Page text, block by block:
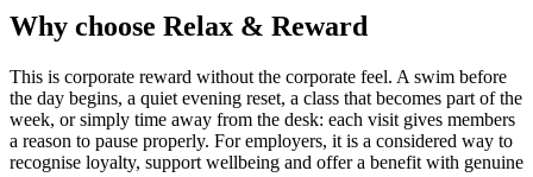
Why choose Relax & Reward​​​​‌ ‍ ​‍​‍‌‍ ‌ ​‍‌‍‍‌‌‍‌ ‌‍‍‌‌‍ ‍​‍​‍​ ‍‍​‍​‍‌ ​ ‌‍​‌‌‍ ‍‌‍‍‌‌ ‌​‌ ‍‌​‍ ‍‌‍‍‌‌‍ ​‍​‍​‍ ​​‍​‍‌‍‍​‌ ​‍‌‍‌‌‌‍‌‍​‍​‍​ ‍‍​‍​‍‌‍‍​‌ ‌​‌ ‌​‌ ​​‌ ​ ​ ‍‍​‍ ​‍ ‌‍ ​​‍ ‌‌‍​‌‌‍ ‍‌‍‌​​‍ ‌‌ ​‍​‍ ‌‌‍‍​‌‍ ‌ ‌​‌‍‌‌‌‍ ​‌ ​ ​‍ ‌‌ ​ ‌ ‌​‌ ‌‌‌‍‌​‌‍‍‌‌‍ ​‍ ‍‌ ‌‍‌‍‌‌‌ ​‍‌‍​ ‌‍‌‌‌‍ ​​‍ ‍‌‍​‌‌ ​​‌ ​​​‍ ‌‍‍‌‌‍ ‍‌ ‌​‌‍‌‌‌‍ ‍‌ ‌​​‍ ‌‍‌‌‌‍‌​‌‍‍‌‌ ‌​​‍ ‌‍ ‌‌‍ ‌‍‌​‌‍‌‌​ ‌‌ ​​‌ ​‍‌‍‌‌‌ ​ ‌‍‌‌‌‍ ‍‌ ‌​‌‍​‌‌ ‌​‌‍‍‌‌‍ ‌‍ ‍​ ‍ ‌‍‍‌‌‍‌​​ ‌‌‍​‍​ ‍‌​ ‍‌‌‍‌​‌‍​‌​ ‍​​ ‌‍​ ‌​​‍ ‌​ ‌​​ ‌ ‌‍‌‌​ ‌‌​‍ ‌​ ‌​​ ‌‍​ ​​​ ​ ​‍ ‌​ ‍​​ ​‌​ ‌‍​ ‌ ​‍ ‌​ ​‌​ ‌‍​ ​ ‌‍​‌‌‍‌‍​ ‍​​ ​‌‌‍​‍​ ‍‌​ ​​‌‍‌‌‌‍​ ​ ‍ ‌ ‌​‌ ‍‌‌ ​​‌‍‌‌​ ‌‌‍‍​‌‍ ‌ ‌​‌‍‌‌‌‍ ​‌‌​ ‌‍‍‌‌ ‌​‌‍‌‌‌‌​​‌‍​‌‌‍‌ ‌‍‌‌​ ‍ ‌ ​​‌‍​‌‌ ‌​‌‍‍​​ ‌‌ ​​‌‍​‌‌‍‌ ‌‍‌‌‌​​‍‌ ‌‌‌‍‍‌‌‍ ​‌‍‌​‌‍‌‌‌ ​‍​‍‌‌​ ‌‌‌​​‍‌‌ ‌‍‍ ‌‍‌‌‌ ‍‌​‍‌‌​ ​ ‌​‌​​‍‌‌​ ​ ‌​‌​​‍‌‌​ ​‍​ ​‍‌‍‌‌‌‍‌‌​ ‌‍​ ‍‌​ ​‍‌‍‌‍​ ‌‍​ ​ ​ ‌‍​ ‌​‌‍​‍‌‍‌​​‍‌‌​ ​‍​ ​‍​‍‌‌​ ‌‌‌​‌​​‍ ‍‌‍‍​‌‍‌‌‌‍​‌‌‍‌​‌‍‍‌‌‍ ‍‌‍‌ ​ ‌‍​‍‌‍​‌‌ ​ ‌‍‌‌‌‌‌‌‌ ​‍‌‍ ​​ ‌‌‍‍​‌ ‌​‌ ‌​‌ ​​‌ ​ ​‍‌‌​ ​ ‌​​‌​‍‌‌​ ​‍‌​‌‍​‍‌‌​ ​‍‌​‌‍‌‍ ​​‍ ‌‌‍​‌‌‍ ‍‌‍‌​​‍ ‌‌ ​‍​‍ ‌‌‍‍​‌‍ ‌ ‌​‌‍‌‌‌‍ ​‌ ​ ​‍ ‌‌ ​ ‌ ‌​‌ ‌‌‌‍‌​‌‍‍‌‌‍ ​‍ ‍‌ ‌‍‌‍‌‌‌ ​‍‌‍​ ‌‍‌‌‌‍ ​​‍ ‍‌‍​‌‌ ​​‌ ​​​‍‌‍‌‍‍‌‌‍‌​​ ‌‌‍​‍​ ‍‌​ ‍‌‌‍‌​‌‍​‌​ ‍​​ ‌‍​ ‌​​‍ ‌​ ‌​​ ‌ ‌‍‌‌​ ‌‌​‍ ‌​ ‌​​ ‌‍​ ​​​ ​ ​‍ ‌​ ‍​​ ​‌​ ‌‍​ ‌ ​‍ ‌​ ​‌​ ‌‍​ ​ ‌‍​‌‌‍‌‍​ ‍​​ ​‌‌‍​‍​ ‍‌​ ​​‌‍‌‌‌‍​ ​‍‌‍‌ ‌​‌ ‍‌‌ ​​‌‍‌‌​ ‌‌‍‍​‌‍ ‌ ‌​‌‍‌‌‌‍ ​‌‌​ ‌‍‍‌‌ ‌​‌‍‌‌‌‌​​‌‍​‌‌‍‌ ‌‍‌‌​‍‌‍‌ ​​‌‍​‌‌ ‌​‌‍‍​​ ‌‌ ​​‌‍​‌‌‍‌ ‌‍‌‌‌​​‍‌ ‌‌‌‍‍‌‌‍ ​‌‍‌​‌‍‌‌‌ ​‍​‍‌‌​ ‌‌‌​​‍‌‌ ‌‍‍ ‌‍‌‌‌ ‍‌​‍‌‌​ ​ ‌​‌​​‍‌‌​ ​ ‌​‌​​‍‌‌​ ​‍​ ​‍‌‍‌‌‌‍‌‌​ ‌‍​ ‍‌​ ​‍‌‍‌‍​ ‌‍​ ​ ​ ‌‍​ ‌​‌‍​‍‌‍‌​​‍‌‌​ ​‍​ ​‍​‍‌‌​ ‌‌‌​‌​​‍ ‍‌‍‍​‌‍‌‌‌‍​‌‌‍‌​‌‍‍‌‌‍ ‍‌‍‌ ​‍‌‍‌ ​​‌‍‌‌‌ ​‍‌ ​ ‌ ​​‌‍‌‌‌‍​ ‌ ‌​‌‍‍‌‌ ‌‍‌‍‌‌​ ‌‌ ​​‌ ‌‌‌‍​‍‌‍ ​‌‍‍‌‌ ​ ‌‍‍​‌‍‌‌‌‍‌​​‍​‍‌ ‌
This is corporate reward without the corporate feel. A swim before
the day begins, a quiet evening reset, a class that becomes part of the
week, or simply time away from the desk: each visit gives members
a reason to pause properly.​​​​‌ ‍ ​‍​‍‌‍ ‌ ​‍‌‍‍‌‌‍‌ ‌‍‍‌‌‍ ‍​‍​‍​ ‍‍​‍​‍‌ ​ ‌‍​‌‌‍ ‍‌‍‍‌‌ ‌​‌ ‍‌​‍ ‍‌‍‍‌‌‍ ​‍​‍​‍ ​​‍​‍‌‍‍​‌ ​‍‌‍‌‌‌‍‌‍​‍​‍​ ‍‍​‍​‍‌‍‍​‌ ‌​‌ ‌​‌ ​​‌ ​ ​ ‍‍​‍ ​‍ ‌‍ ​​‍ ‌‌‍​‌‌‍ ‍‌‍‌​​‍ ‌‌ ​‍​‍ ‌‌‍‍​‌‍ ‌ ‌​‌‍‌‌‌‍ ​‌ ​ ​‍ ‌‌ ​ ‌ ‌​‌ ‌‌‌‍‌​‌‍‍‌‌‍ ​‍ ‍‌ ‌‍‌‍‌‌‌ ​‍‌‍​ ‌‍‌‌‌‍ ​​‍ ‍‌‍​‌‌ ​​‌ ​​​‍ ‌‍‍‌‌‍ ‍‌ ‌​‌‍‌‌‌‍ ‍‌ ‌​​‍ ‌‍‌‌‌‍‌​‌‍‍‌‌ ‌​​‍ ‌‍ ‌‌‍ ‌‍‌​‌‍‌‌​ ‌‌ ​​‌ ​‍‌‍‌‌‌ ​ ‌‍‌‌‌‍ ‍‌ ‌​‌‍​‌‌ ‌​‌‍‍‌‌‍ ‌‍ ‍​ ‍ ‌‍‍‌‌‍‌​​ ‌‌‍​‍​ ‍‌​ ‍‌‌‍‌​‌‍​‌​ ‍​​ ‌‍​ ‌​​‍ ‌​ ‌​​ ‌ ‌‍‌‌​ ‌‌​‍ ‌​ ‌​​ ‌‍​ ​​​ ​ ​‍ ‌​ ‍​​ ​‌​ ‌‍​ ‌ ​‍ ‌​ ​‌​ ‌‍​ ​ ‌‍​‌‌‍‌‍​ ‍​​ ​‌‌‍​‍​ ‍‌​ ​​‌‍‌‌‌‍​ ​ ‍ ‌ ‌​‌ ‍‌‌ ​​‌‍‌‌​ ‌‌‍‍​‌‍ ‌ ‌​‌‍‌‌‌‍ ​‌‌​ ‌‍‍‌‌ ‌​‌‍‌‌‌‌​​‌‍​‌‌‍‌ ‌‍‌‌​ ‍ ‌ ​​‌‍​‌‌ ‌​‌‍‍​​ ‌‌ ​​‌‍​‌‌‍‌ ‌‍‌‌‌​​‍‌ ‌‌‌‍‍‌‌‍ ​‌‍‌​‌‍‌‌‌ ​‍​‍‌‌​ ‌‌‌​​‍‌‌ ‌‍‍ ‌‍‌‌‌ ‍‌​‍‌‌​ ​ ‌​‌​​‍‌‌​ ​ ‌​‌​​‍‌‌​ ​‍​ ​‍​ ​‌​ ‌‍​ ​ ​ ‌ ‌‍​‌​ ​ ​ ​‌​ ‌‌​ ​‍​ ‌‌‌‍‌​​ ‌​​‍‌‌​ ​‍​ ​‍​‍‌‌​ ‌‌‌​‌​​‍ ‍‌ ​ ‌‍‌‌‌‍​ ‌ ‌​‌‍‍‌‌‍ ‌‍ ‍‌ ​ ​‍‌‌​ ‌‌‌​​‍‌‌ ‌‍‍ ‌‍‌‌‌ ‍‌​‍‌‌​ ​ ‌​‌​​‍‌‌​ ​ ‌​‌​​‍‌‌​ ​‍​ ​‍​ ‍‌​ ‌​‌‍​‍​ ‌ ​ ​ ‌‍​‌​ ​​‌‍‌‍‌‍‌‍‌‍​ ​ ​‌​ ​‌​‍‌‌​ ​‍​ ​‍​‍‌‌​ ‌‌‌​‌​​‍ ‍‌‍​‍‌‍ ‌‍‌​‌ ‍‌​‍‌‌​ ‌‌‌​​‍‌‌ ‌‍‍ ‌‍‌‌‌ ‍‌​‍‌‌​ ​ ‌​‌​​‍‌‌​ ​ ‌​‌​​‍‌‌​ ​‍​ ​‍‌‍‌​​ ‌‍‌‍‌‌​ ‍​​ ​​​ ‌‌‌‍​‍​ ‌‍​ ​‍​ ​‌​ ‌‌‌‍​‍​‍‌‌​ ​‍​ ​‍​‍‌‌​ ‌‌‌​‌​​‍ ‍‌‍​ ‌‍‍​‌‍‍‌‌‍ ​‌‍‌​‌ ​‍‌‍‌‌‌‍ ‍​‍‌‌​ ‌‌‌​​‍‌‌ ‌‍‍ ‌‍‌‌‌ ‍‌​‍‌‌​ ​ ‌​‌​​‍‌‌​ ​ ‌​‌​​‍‌‌​ ​‍​ ​‍‌‍​‌‌‍‌​​ ​​​ ‌​​ ‌ ​ ‌‍​ ​‌‌‍‌‍​ ‍​‌‍​‌‌‍​‍‌‍​‌​‍‌‌​ ​‍​ ​‍​‍‌‌​ ‌‌‌​‌​​‍ ‍‌ ‌​‌‍‌‌‌ ‍​‌ ‌​​ ‌‍​‍‌‍​‌‌ ​ ‌‍‌‌‌‌‌‌‌ ​‍‌‍ ​​ ‌‌‍‍​‌ ‌​‌ ‌​‌ ​​‌ ​ ​‍‌‌​ ​ ‌​​‌​‍‌‌​ ​‍‌​‌‍​‍‌‌​ ​‍‌​‌‍‌‍ ​​‍ ‌‌‍​‌‌‍ ‍‌‍‌​​‍ ‌‌ ​‍​‍ ‌‌‍‍​‌‍ ‌ ‌​‌‍‌‌‌‍ ​‌ ​ ​‍ ‌‌ ​ ‌ ‌​‌ ‌‌‌‍‌​‌‍‍‌‌‍ ​‍ ‍‌ ‌‍‌‍‌‌‌ ​‍‌‍​ ‌‍‌‌‌‍ ​​‍ ‍‌‍​‌‌ ​​‌ ​​​‍‌‍‌‍‍‌‌‍‌​​ ‌‌‍​‍​ ‍‌​ ‍‌‌‍‌​‌‍​‌​ ‍​​ ‌‍​ ‌​​‍ ‌​ ‌​​ ‌ ‌‍‌‌​ ‌‌​‍ ‌​ ‌​​ ‌‍​ ​​​ ​ ​‍ ‌​ ‍​​ ​‌​ ‌‍​ ‌ ​‍ ‌​ ​‌​ ‌‍​ ​ ‌‍​‌‌‍‌‍​ ‍​​ ​‌‌‍​‍​ ‍‌​ ​​‌‍‌‌‌‍​ ​‍‌‍‌ ‌​‌ ‍‌‌ ​​‌‍‌‌​ ‌‌‍‍​‌‍ ‌ ‌​‌‍‌‌‌‍ ​‌‌​ ‌‍‍‌‌ ‌​‌‍‌‌‌‌​​‌‍​‌‌‍‌ ‌‍‌‌​‍‌‍‌ ​​‌‍​‌‌ ‌​‌‍‍​​ ‌‌ ​​‌‍​‌‌‍‌ ‌‍‌‌‌​​‍‌ ‌‌‌‍‍‌‌‍ ​‌‍‌​‌‍‌‌‌ ​‍​‍‌‌​ ‌‌‌​​‍‌‌ ‌‍‍ ‌‍‌‌‌ ‍‌​‍‌‌​ ​ ‌​‌​​‍‌‌​ ​ ‌​‌​​‍‌‌​ ​‍​ ​‍​ ​‌​ ‌‍​ ​ ​ ‌ ‌‍​‌​ ​ ​ ​‌​ ‌‌​ ​‍​ ‌‌‌‍‌​​ ‌​​‍‌‌​ ​‍​ ​‍​‍‌‌​ ‌‌‌​‌​​‍ ‍‌ ​ ‌‍‌‌‌‍​ ‌ ‌​‌‍‍‌‌‍ ‌‍ ‍‌ ​ ​‍‌‌​ ‌‌‌​​‍‌‌ ‌‍‍ ‌‍‌‌‌ ‍‌​‍‌‌​ ​ ‌​‌​​‍‌‌​ ​ ‌​‌​​‍‌‌​ ​‍​ ​‍​ ‍‌​ ‌​‌‍​‍​ ‌ ​ ​ ‌‍​‌​ ​​‌‍‌‍‌‍‌‍‌‍​ ​ ​‌​ ​‌​‍‌‌​ ​‍​ ​‍​‍‌‌​ ‌‌‌​‌​​‍ ‍‌‍​‍‌‍ ‌‍‌​‌ ‍‌​‍‌‌​ ‌‌‌​​‍‌‌ ‌‍‍ ‌‍‌‌‌ ‍‌​‍‌‌​ ​ ‌​‌​​‍‌‌​ ​ ‌​‌​​‍‌‌​ ​‍​ ​‍‌‍‌​​ ‌‍‌‍‌‌​ ‍​​ ​​​ ‌‌‌‍​‍​ ‌‍​ ​‍​ ​‌​ ‌‌‌‍​‍​‍‌‌​ ​‍​ ​‍​‍‌‌​ ‌‌‌​‌​​‍ ‍‌‍​ ‌‍‍​‌‍‍‌‌‍ ​‌‍‌​‌ ​‍‌‍‌‌‌‍ ‍​‍‌‌​ ‌‌‌​​‍‌‌ ‌‍‍ ‌‍‌‌‌ ‍‌​‍‌‌​ ​ ‌​‌​​‍‌‌​ ​ ‌​‌​​‍‌‌​ ​‍​ ​‍‌‍​‌‌‍‌​​ ​​​ ‌​​ ‌ ​ ‌‍​ ​‌‌‍‌‍​ ‍​‌‍​‌‌‍​‍‌‍​‌​‍‌‌​ ​‍​ ​‍​‍‌‌​ ‌‌‌​‌​​‍ ‍‌ ‌​‌‍‌‌‌ ‍​‌ ‌​​‍‌‍‌ ​​‌‍‌‌‌ ​‍‌ ​ ‌ ​​‌‍‌‌‌‍​ ‌ ‌​‌‍‍‌‌ ‌‍‌‍‌‌​ ‌‌ ​​‌ ‌‌‌‍​‍‌‍ ​‌‍‍‌‌ ​ ‌‍‍​‌‍‌‌‌‍‌​​‍​‍‌ ‌ For employers, it is a considered way to
recognise loyalty, support wellbeing and offer a benefit with genuine